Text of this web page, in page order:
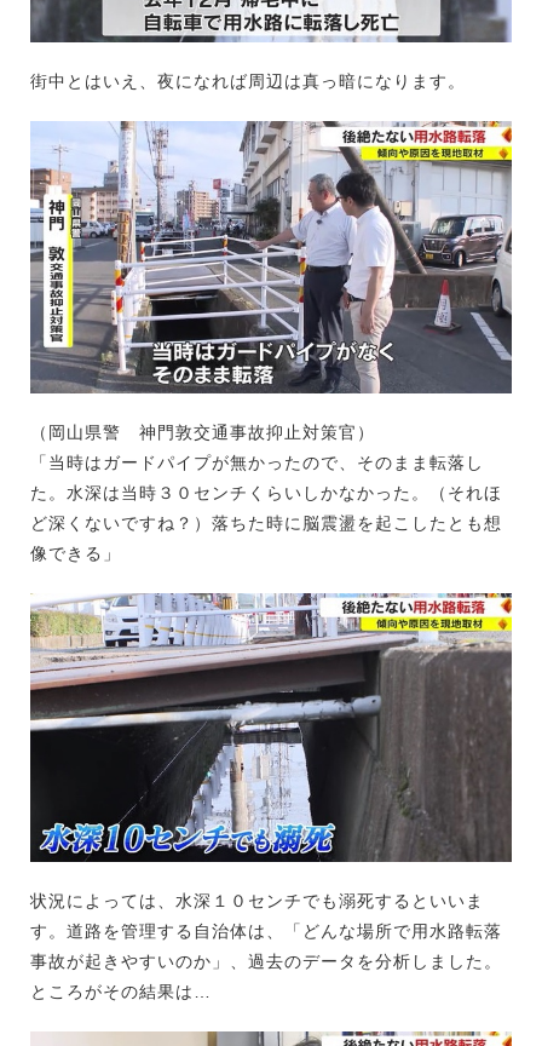
街中とはいえ、夜になれば周辺は真っ暗になります。
（岡山県警 神門敦交通事故抑止対策官）
「当時はガードパイプが無かったので、そのまま転落し
た。水深は当時３０センチくらいしかなかった。（それほ
ど深くないですね？）落ちた時に脳震盪を起こしたとも想
像できる」
状況によっては、水深１０センチでも溺死するといいま
す。道路を管理する自治体は、「どんな場所で用水路転落
事故が起きやすいのか」、過去のデータを分析しました。
ところがその結果は…